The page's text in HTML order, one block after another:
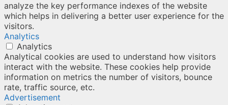
analyze the key performance indexes of the website
which helps in delivering a better user experience for the
visitors.
Analytics
Analytics
Analytical cookies are used to understand how visitors
interact with the website. These cookies help provide
information on metrics the number of visitors, bounce
rate, traffic source, etc.
Advertisement